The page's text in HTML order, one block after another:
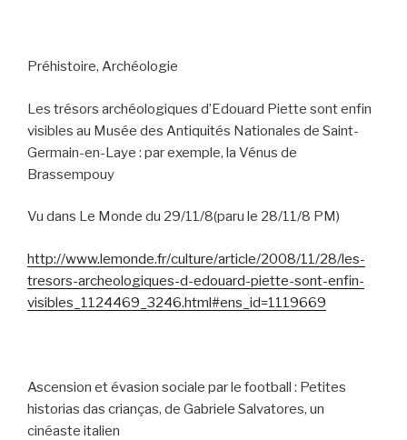
Préhistoire, Archéologie
Les trésors archéologiques d’Edouard Piette sont enfin
visibles au Musée des Antiquités Nationales de Saint-
Germain-en-Laye : par exemple, la Vénus de
Brassempouy
Vu dans Le Monde du 29/11/8(paru le 28/11/8 PM)
http://www.lemonde.fr/culture/article/2008/11/28/les-
tresors-archeologiques-d-edouard-piette-sont-enfin-
visibles_1124469_3246.html#ens_id=1119669
Ascension et évasion sociale par le football : Petites
historias das crianças, de Gabriele Salvatores, un
cinéaste italien